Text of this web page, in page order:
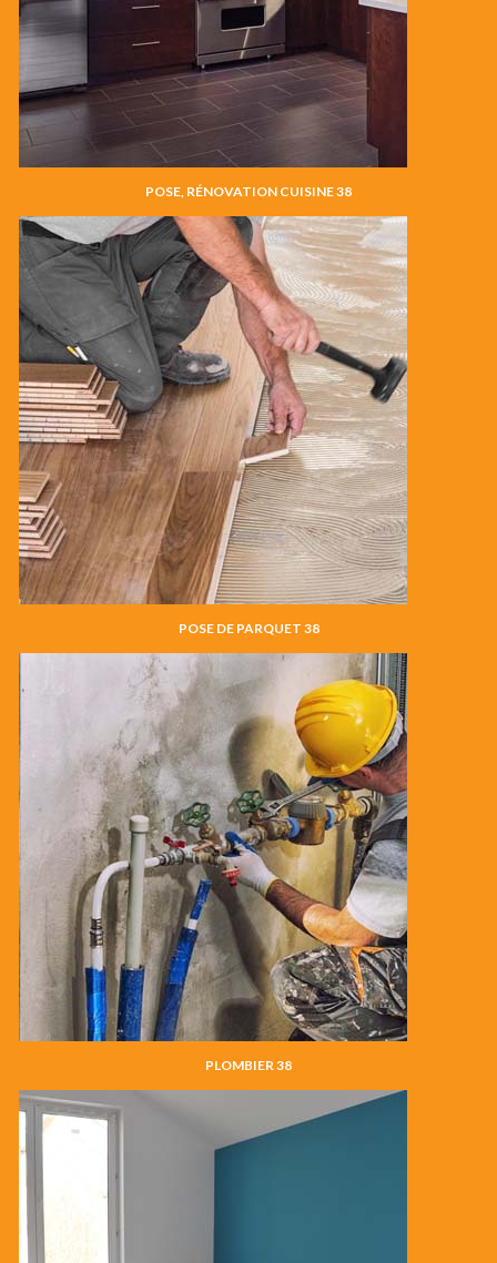
POSE, RÉNOVATION CUISINE 38
POSE DE PARQUET 38
PLOMBIER 38